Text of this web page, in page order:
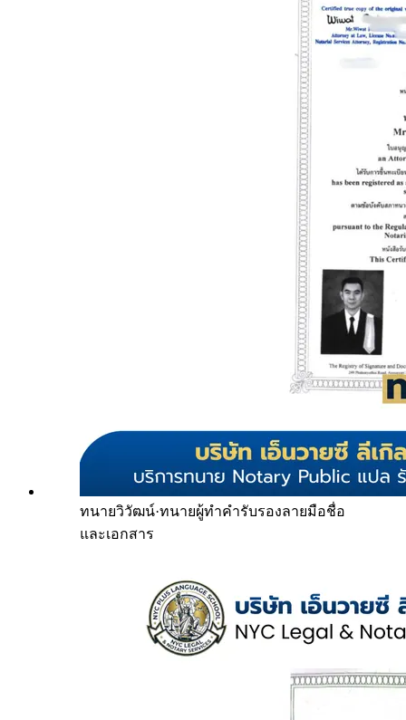
ทนายวิวัฒน์·ทนายผู้ทำคำรับรองลายมือชื่อ
และเอกสาร